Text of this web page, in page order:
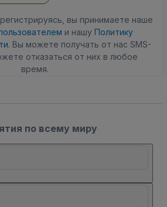
вы принимаете наше
и нашу Политику
. Вы можете получать от нас SMS-
отказаться от них в любое
время.
по всему миру